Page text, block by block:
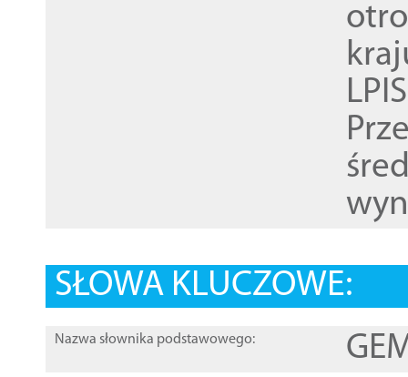
SŁOWA KLUCZOWE:
Nazwa słownika podstawowego: